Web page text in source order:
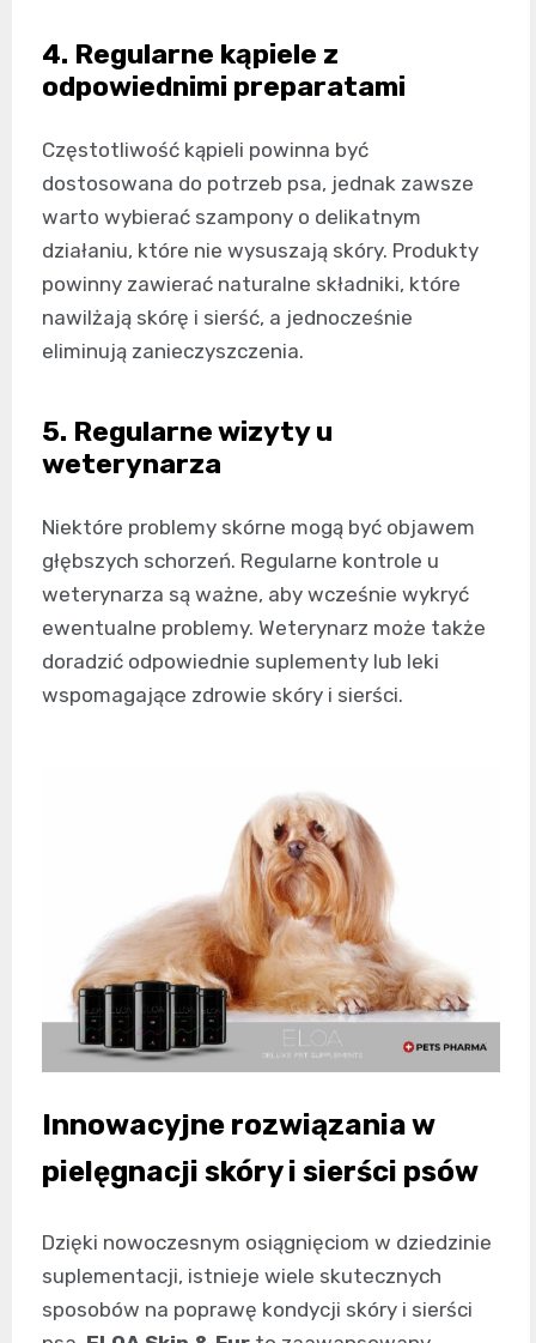
4. Regularne kąpiele z
odpowiednimi preparatami
Częstotliwość kąpieli powinna być
dostosowana do potrzeb psa, jednak zawsze
warto wybierać szampony o delikatnym
działaniu, które nie wysuszają skóry. Produkty
powinny zawierać naturalne składniki, które
nawilżają skórę i sierść, a jednocześnie
eliminują zanieczyszczenia.
5. Regularne wizyty u
weterynarza
Niektóre problemy skórne mogą być objawem
głębszych schorzeń. Regularne kontrole u
weterynarza są ważne, aby wcześnie wykryć
ewentualne problemy. Weterynarz może także
doradzić odpowiednie suplementy lub leki
wspomagające zdrowie skóry i sierści.
Innowacyjne rozwiązania w
pielęgnacji skóry i sierści psów
Dzięki nowoczesnym osiągnięciom w dziedzinie
suplementacji, istnieje wiele skutecznych
sposobów na poprawę kondycji skóry i sierści